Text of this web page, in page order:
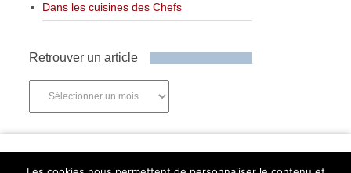
Dans les cuisines des Chefs
Retrouver un article